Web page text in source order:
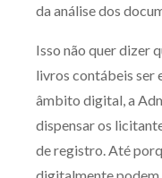
da análise dos
Isso não quer dizer
livros contábeis ser
âmbito digital, a
dispensar os
de registro. Até